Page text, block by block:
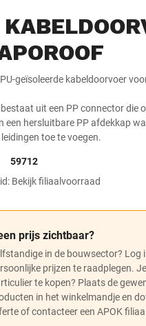
geïsoleerde kabeldoorvoer
uit een PP connector die
een hersluitbare PP afdekkap
toe te voegen.
59712
Bekijk filiaalvoorraad
prijs zichtbaar?
in de bouwsector? Log
prijzen te raadplegen.
te kopen? Plaats de
in het winkelmandje en
of contacteer een APOK